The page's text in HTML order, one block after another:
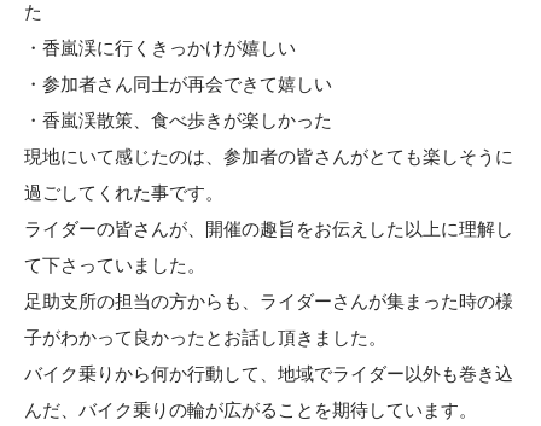
た
・香嵐渓に行くきっかけが嬉しい
・参加者さん同士が再会できて嬉しい
・香嵐渓散策、食べ歩きが楽しかった
現地にいて感じたのは、参加者の皆さんがとても楽しそうに
過ごしてくれた事です。
ライダーの皆さんが、開催の趣旨をお伝えした以上に理解し
て下さっていました。
足助支所の担当の方からも、ライダーさんが集まった時の様
子がわかって良かったとお話し頂きました。
バイク乗りから何か行動して、地域でライダー以外も巻き込
んだ、バイク乗りの輪が広がることを期待しています。